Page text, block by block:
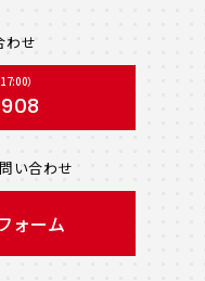
わせ
）
い合わせ
ォーム